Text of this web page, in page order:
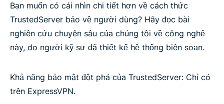
Bạn muốn có cái nhìn chi tiết hơn về cách thức
TrustedServer bảo vệ người dùng? Hãy đọc bài
nghiên cứu chuyên sâu của chúng tôi về công nghệ
này, do người kỹ sư đã thiết kế hệ thống biên soạn.
Khả năng bảo mật đột phá của TrustedServer: Chỉ có
trên ExpressVPN.